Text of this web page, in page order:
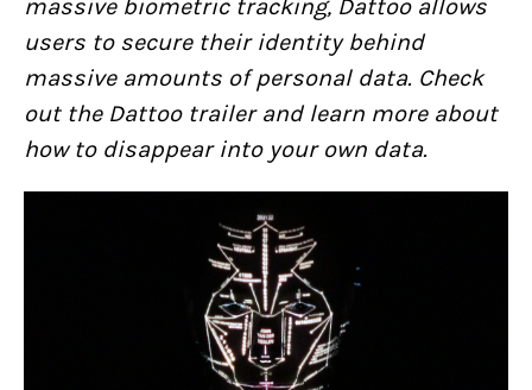
massive biometric tracking, Dattoo allows
users to secure their identity behind
massive amounts of personal data. Check
out the Dattoo trailer and learn more about
how to disappear into your own data.